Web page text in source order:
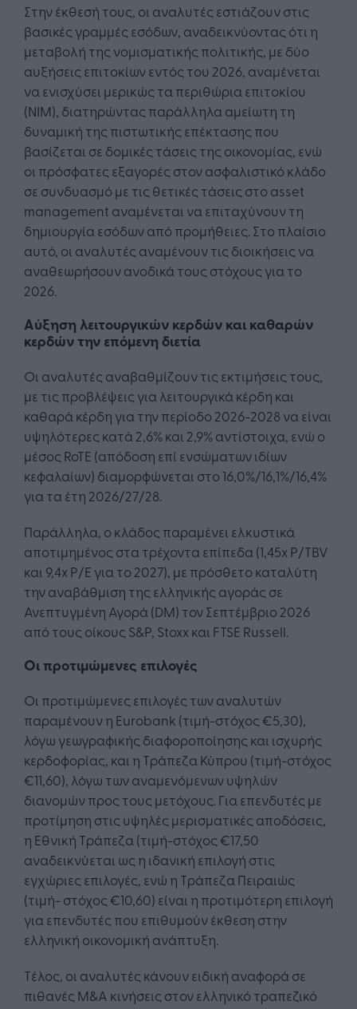
Στην έκθεσή τους, οι αναλυτές εστιάζουν στις
βασικές γραμμές εσόδων, αναδεικνύοντας ότι η
μεταβολή της νομισματικής πολιτικής, με δύο
αυξήσεις επιτοκίων εντός του 2026, αναμένεται
να ενισχύσει μερικώς τα περιθώρια επιτοκίου
(NIM), διατηρώντας παράλληλα αμείωτη τη
δυναμική της πιστωτικής επέκτασης που
βασίζεται σε δομικές τάσεις της οικονομίας, ενώ
οι πρόσφατες εξαγορές στον ασφαλιστικό κλάδο
σε συνδυασμό με τις θετικές τάσεις στο asset
management αναμένεται να επιταχύνουν τη
δημιουργία εσόδων από προμήθειες. Στο πλαίσιο
αυτό, οι αναλυτές αναμένουν τις διοικήσεις να
αναθεωρήσουν ανοδικά τους στόχους για το
2026.
Aύξηση λειτουργικών κερδών και καθαρών
κερδών την επόμενη διετία
Οι αναλυτές αναβαθμίζουν τις εκτιμήσεις τους,
με τις προβλέψεις για λειτουργικά κέρδη και
καθαρά κέρδη για την περίοδο 2026-2028 να είναι
υψηλότερες κατά 2,6% και 2,9% αντίστοιχα, ενώ ο
μέσος RoTE (απόδοση επί ενσώματων ιδίων
κεφαλαίων) διαμορφώνεται στο 16,0%/16,1%/16,4%
για τα έτη 2026/27/28.
Παράλληλα, ο κλάδος παραμένει ελκυστικά
αποτιμημένος στα τρέχοντα επίπεδα (1,45x P/TBV
και 9,4x P/E για το 2027), με πρόσθετο καταλύτη
την αναβάθμιση της ελληνικής αγοράς σε
Ανεπτυγμένη Αγορά (DM) τον Σεπτέμβριο 2026
από τους οίκους S&P, Stoxx και FTSE Russell.
Οι προτιμώμενες επιλογές
Οι προτιμώμενες επιλογές των αναλυτών
παραμένουν η Eurobank (τιμή-στόχος €5,30),
λόγω γεωγραφικής διαφοροποίησης και ισχυρής
κερδοφορίας, και η Τράπεζα Κύπρου (τιμή-στόχος
€11,60), λόγω των αναμενόμενων υψηλών
διανομών προς τους μετόχους. Για επενδυτές με
προτίμηση στις υψηλές μερισματικές αποδόσεις,
η Εθνική Τράπεζα (τιμή-στόχος €17,50
αναδεικνύεται ως η ιδανική επιλογή στις
εγχώριες επιλογές, ενώ η Τράπεζα Πειραιώς
(τιμή- στόχος €10,60) είναι η προτιμότερη επιλογή
για επενδυτές που επιθυμούν έκθεση στην
ελληνική οικονομική ανάπτυξη.
Tέλος, οι αναλυτές κάνουν ειδική αναφορά σε
πιθανές M&A κινήσεις στον ελληνικό τραπεζικό